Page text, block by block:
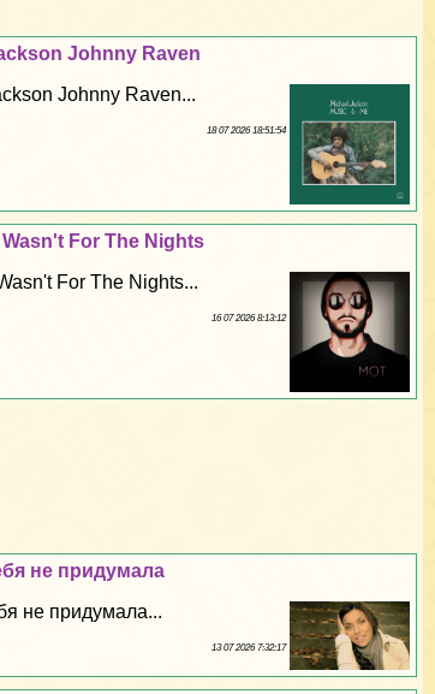
Johnny Raven
Johnny Raven...
18 07 2026 18:51:54
For The Nights
For The Nights...
16 07 2026 8:13:12
не придумала
не придумала...
13 07 2026 7:32:17